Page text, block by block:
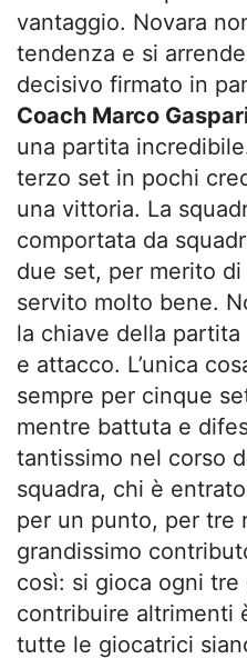
vantaggio. Novara
tendenza e si
decisivo firmato in
Coach Marco
una partita
terzo set in pochi
una vittoria. La
comportata da
due set, per merito
servito molto bene.
la chiave della
e attacco. L’unica
sempre per cinque
mentre battuta e
tantissimo nel corso
squadra, chi è
per un punto, per tre
grandissimo
così: si gioca ogni
contribuire altrimenti
tutte le giocatrici